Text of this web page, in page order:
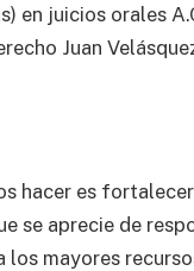
en juicios orales
Juan
hacer es
se aprecie de
mayores